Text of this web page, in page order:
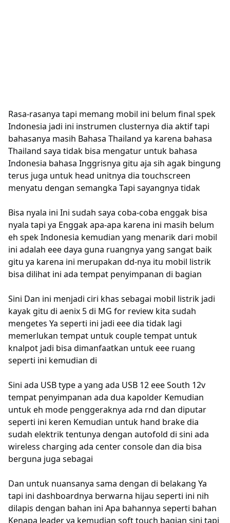
Rasa-rasanya tapi memang mobil ini belum final spek
Indonesia jadi ini instrumen clusternya dia aktif tapi
bahasanya masih Bahasa Thailand ya karena bahasa
Thailand saya tidak bisa mengatur untuk bahasa
Indonesia bahasa Inggrisnya gitu aja sih agak bingung
terus juga untuk head unitnya dia touchscreen
menyatu dengan semangka Tapi sayangnya tidak
Bisa nyala ini Ini sudah saya coba-coba enggak bisa
nyala tapi ya Enggak apa-apa karena ini masih belum
eh spek Indonesia kemudian yang menarik dari mobil
ini adalah eee daya guna ruangnya yang sangat baik
gitu ya karena ini merupakan dd-nya itu mobil listrik
bisa dilihat ini ada tempat penyimpanan di bagian
Sini Dan ini menjadi ciri khas sebagai mobil listrik jadi
kayak gitu di aenix 5 di MG for review kita sudah
mengetes Ya seperti ini jadi eee dia tidak lagi
memerlukan tempat untuk couple tempat untuk
knalpot jadi bisa dimanfaatkan untuk eee ruang
seperti ini kemudian di
Sini ada USB type a yang ada USB 12 eee South 12v
tempat penyimpanan ada dua kapolder Kemudian
untuk eh mode penggeraknya ada rnd dan diputar
seperti ini keren Kemudian untuk hand brake dia
sudah elektrik tentunya dengan autofold di sini ada
wireless charging ada center console dan dia bisa
berguna juga sebagai
Dan untuk nuansanya sama dengan di belakang Ya
tapi ini dashboardnya berwarna hijau seperti ini nih
dilapis dengan bahan ini Apa bahannya seperti bahan
Kenapa leader ya kemudian soft touch bagian sini tapi